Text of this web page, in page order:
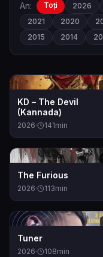
An: Toți 2026
2021
2020
2015
2014
0
KD – The Devil
(Kannada)
2026· 141min
0
The Furious
2026· 113min
0
Tuner
2026· 108min